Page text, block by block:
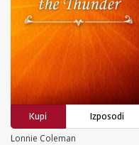
Kupi
Izposodi
Lonnie Coleman